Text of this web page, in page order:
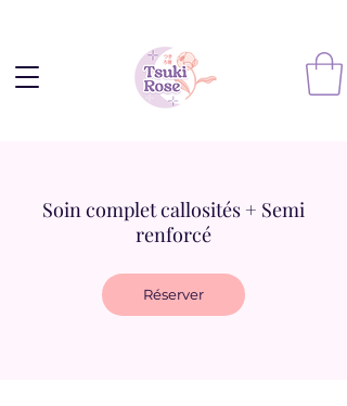
Soin complet callosités + Semi
renforcé
Réserver